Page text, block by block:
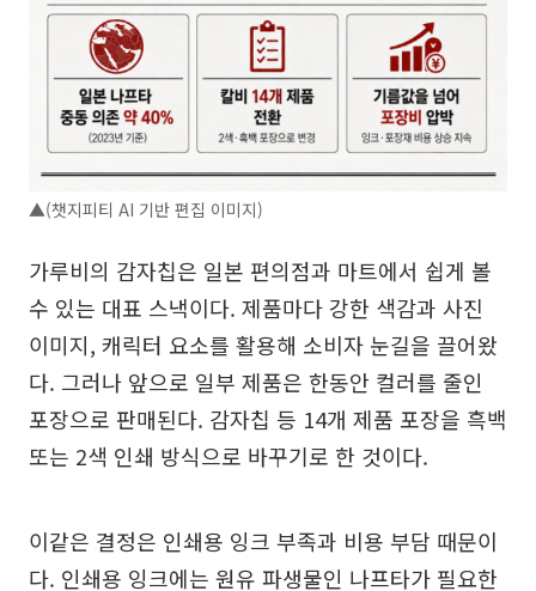
▲(챗지피티 AI 기반 편집 이미지)
가루비의 감자칩은 일본 편의점과 마트에서 쉽게 볼
수 있는 대표 스낵이다. 제품마다 강한 색감과 사진
이미지, 캐릭터 요소를 활용해 소비자 눈길을 끌어왔
다. 그러나 앞으로 일부 제품은 한동안 컬러를 줄인
포장으로 판매된다. 감자칩 등 14개 제품 포장을 흑백
또는 2색 인쇄 방식으로 바꾸기로 한 것이다.
이같은 결정은 인쇄용 잉크 부족과 비용 부담 때문이
다. 인쇄용 잉크에는 원유 파생물인 나프타가 필요한